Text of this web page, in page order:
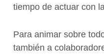
tiempo de actuar con
Para animar sobre
también a